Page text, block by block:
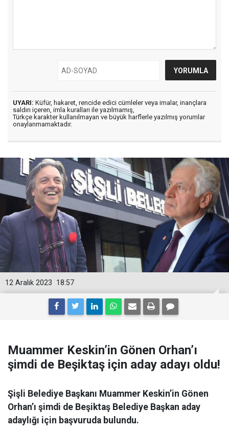
UYARI: Küfür, hakaret, rencide edici cümleler veya imalar, inançlara
saldırı içeren, imla kuralları ile yazılmamış,
Türkçe karakter kullanılmayan ve büyük harflerle yazılmış yorumlar
onaylanmamaktadır.
18:57
12 Aralık 2023
Muammer Keskin’in Gönen Orhan’ı
şimdi de Beşiktaş için aday adayı oldu!
Şişli Belediye Başkanı Muammer Keskin’in Gönen
Orhan’ı şimdi de Beşiktaş Belediye Başkan aday
adaylığı için başvuruda bulundu.